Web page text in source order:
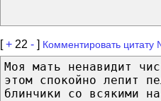
[+ 22 - ] Комментировать
Моя мать ненавидит
этом спокойно лепит
блинчики со всякими